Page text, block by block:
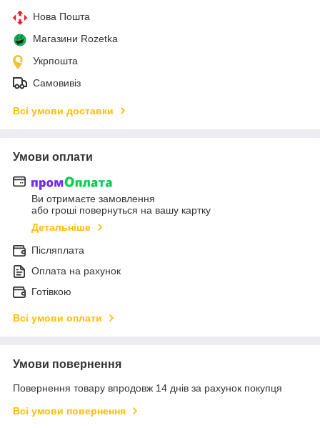
Нова Пошта
Магазини Rozetka
Укрпошта
Самовивіз
Всі умови доставки
Умови оплати
Ви отримаєте замовлення
або гроші повернуться на вашу картку
Детальніше
Післяплата
Оплата на рахунок
Готівкою
Всі умови оплати
Умови повернення
Повернення товару впродовж 14 днів за рахунок покупця
Всі умови повернення